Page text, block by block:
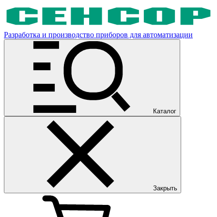
Разработка и производство приборов для автоматизации
Каталог
Закрыть